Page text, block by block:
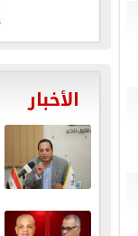
الأخبار